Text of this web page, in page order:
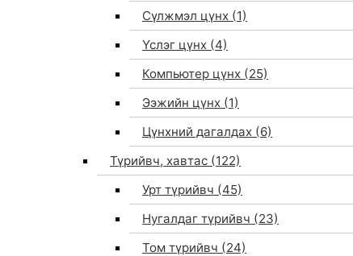
Сүлжмэл цүнх (1)
Үслэг цүнх (4)
Компьютер цүнх (25)
Ээжийн цүнх (1)
Цүнхний дагалдах (6)
Түрийвч, хавтас (122)
Урт түрийвч (45)
Нугалдаг түрийвч (23)
Том түрийвч (24)